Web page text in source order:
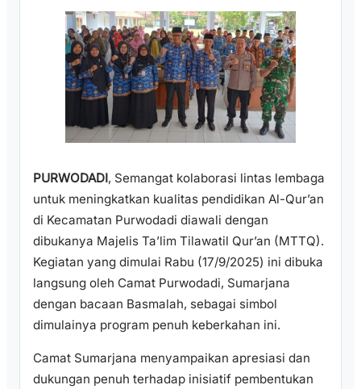
PURWODADI, Semangat kolaborasi lintas lembaga
untuk meningkatkan kualitas pendidikan Al-Qur’an
di Kecamatan Purwodadi diawali dengan
dibukanya Majelis Ta’lim Tilawatil Qur’an (MTTQ).
Kegiatan yang dimulai Rabu (17/9/2025) ini dibuka
langsung oleh Camat Purwodadi, Sumarjana
dengan bacaan Basmalah, sebagai simbol
dimulainya program penuh keberkahan ini.
Camat Sumarjana menyampaikan apresiasi dan
dukungan penuh terhadap inisiatif pembentukan